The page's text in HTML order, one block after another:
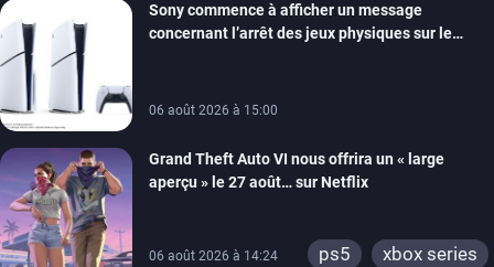
switch
ios
android
ps4
Sony commence à afficher un message
concernant l’arrêt des jeux physiques sur le
06 août 2026 à 15:00
Grand Theft Auto VI nous offrira un « large
aperçu » le 27 août… sur Netflix
06 août 2026 à 14:24 ps5 xbox series